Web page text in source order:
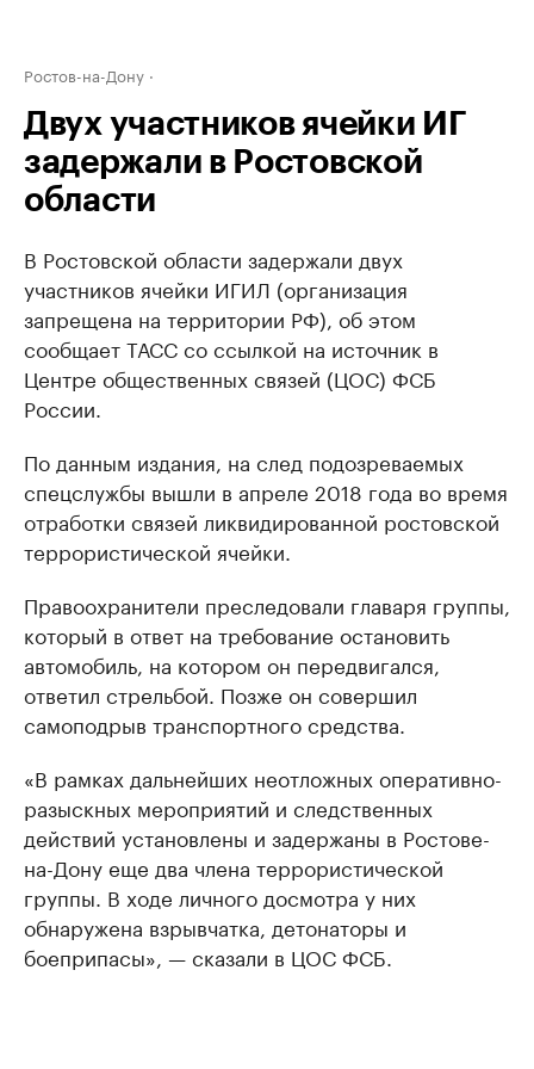
Ростов-на-Дону
Двух участников ячейки ИГ
задержали в Ростовской
области
В Ростовской области задержали двух
участников ячейки ИГИЛ (организация
запрещена на территории РФ), об этом
сообщает ТАСС со ссылкой на источник в
Центре общественных связей (ЦОС) ФСБ
России.
По данным издания, на след подозреваемых
спецслужбы вышли в апреле 2018 года во время
отработки связей ликвидированной ростовской
террористической ячейки.
Правоохранители преследовали главаря группы,
который в ответ на требование остановить
автомобиль, на котором он передвигался,
ответил стрельбой. Позже он совершил
самоподрыв транспортного средства.
«В рамках дальнейших неотложных оперативно-
разыскных мероприятий и следственных
действий установлены и задержаны в Ростове-
на-Дону еще два члена террористической
группы. В ходе личного досмотра у них
обнаружена взрывчатка, детонаторы и
боеприпасы», — сказали в ЦОС ФСБ.